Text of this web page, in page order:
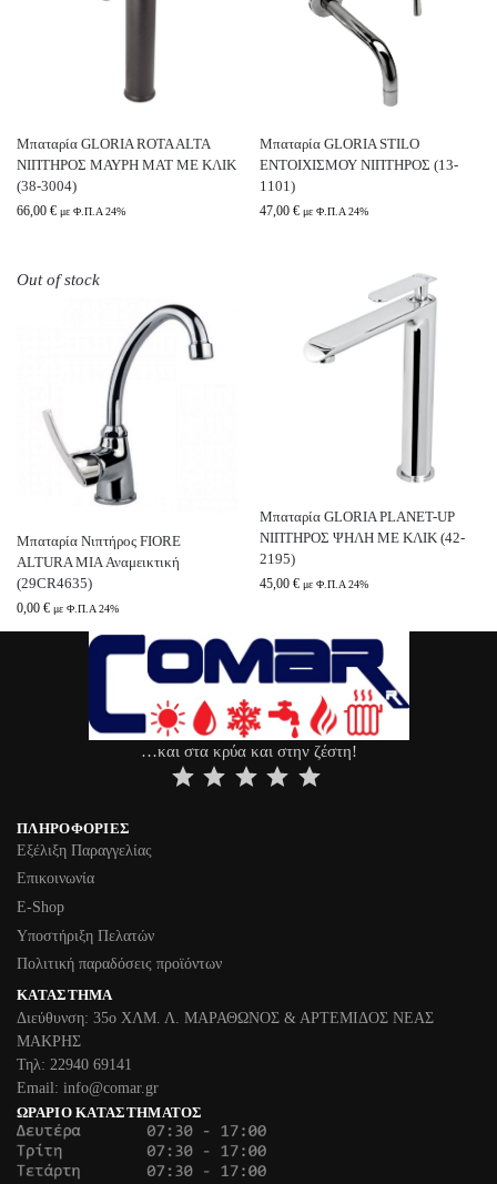
Μπαταρία GLORIA ROTA ALTA
ΝΙΠΤΗΡΟΣ ΜΑΥΡΗ ΜΑΤ ΜΕ ΚΛΙΚ
(38-3004)
66,00 € με Φ.Π.Α 24%
Μπαταρία GLORIA STILO
ΕΝΤΟΙΧΙΣΜΟΥ ΝΙΠΤΗΡΟΣ (13-
1101)
47,00 € με Φ.Π.Α 24%
Out of stock
Μπαταρία Νιπτήρος FIORE
ALTURA MIA Αναμεικτική
(29CR4635)
0,00 € με Φ.Π.Α 24%
Μπαταρία GLORIA PLANET-UP
ΝΙΠΤΗΡΟΣ ΨΗΛΗ ΜΕ ΚΛΙΚ (42-
2195)
45,00 € με Φ.Π.Α 24%
…και στα κρύα και στην ζέστη!
ΠΛΗΡΟΦΟΡΊΕΣ
Εξέλιξη Παραγγελίας
Επικοινωνία
Ε-Shop
Υποστήριξη Πελατών
Πολιτική παραδόσεις προϊόντων
ΚΑΤΆΣΤΗΜΑ
Διεύθυνση: 35ο ΧΛΜ. Λ. ΜΑΡΑΘΩΝΟΣ & ΑΡΤΕΜΙΔΟΣ ΝΕΑΣ
ΜΑΚΡΗΣ
Τηλ: 22940 69141
Email: info@comar.gr
ΩΡΆΡΙΟ ΚΑΤΑΣΤΉΜΑΤΟΣ